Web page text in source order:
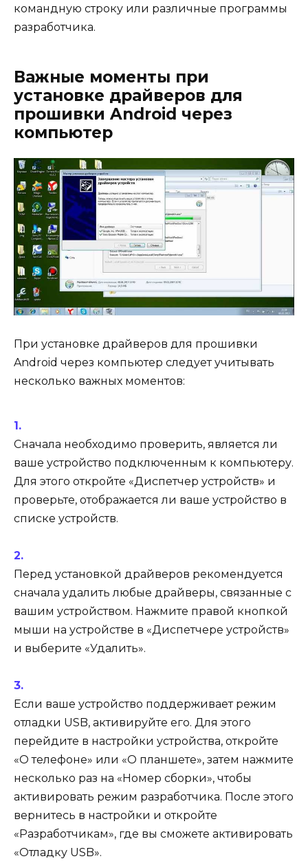
командную строку или различные программы
разработчика.
Важные моменты при
установке драйверов для
прошивки Android через
компьютер
При установке драйверов для прошивки
Android через компьютер следует учитывать
несколько важных моментов:
Сначала необходимо проверить, является ли
ваше устройство подключенным к компьютеру.
Для этого откройте «Диспетчер устройств» и
проверьте, отображается ли ваше устройство в
списке устройств.
Перед установкой драйверов рекомендуется
сначала удалить любые драйверы, связанные с
вашим устройством. Нажмите правой кнопкой
мыши на устройстве в «Диспетчере устройств»
и выберите «Удалить».
Если ваше устройство поддерживает режим
отладки USB, активируйте его. Для этого
перейдите в настройки устройства, откройте
«О телефоне» или «О планшете», затем нажмите
несколько раз на «Номер сборки», чтобы
активировать режим разработчика. После этого
вернитесь в настройки и откройте
«Разработчикам», где вы сможете активировать
«Отладку USB».